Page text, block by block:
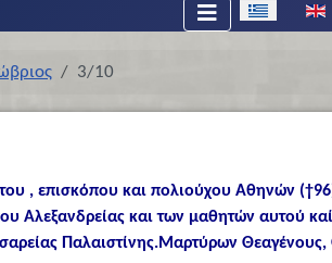
Επιλέξτε τη
3/10
, επισκόπου και πολιούχου Αθηνών
Αλεξανδρείας και των μαθητών αυτού
Παλαιστίνης.Μαρτύρων